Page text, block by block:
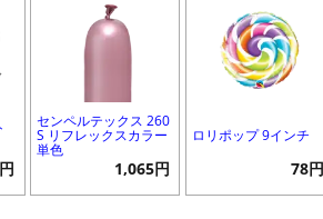
センペルテックス 260
S リフレックスカラー
単色
1,065円
ロリポップ 9インチ
78円